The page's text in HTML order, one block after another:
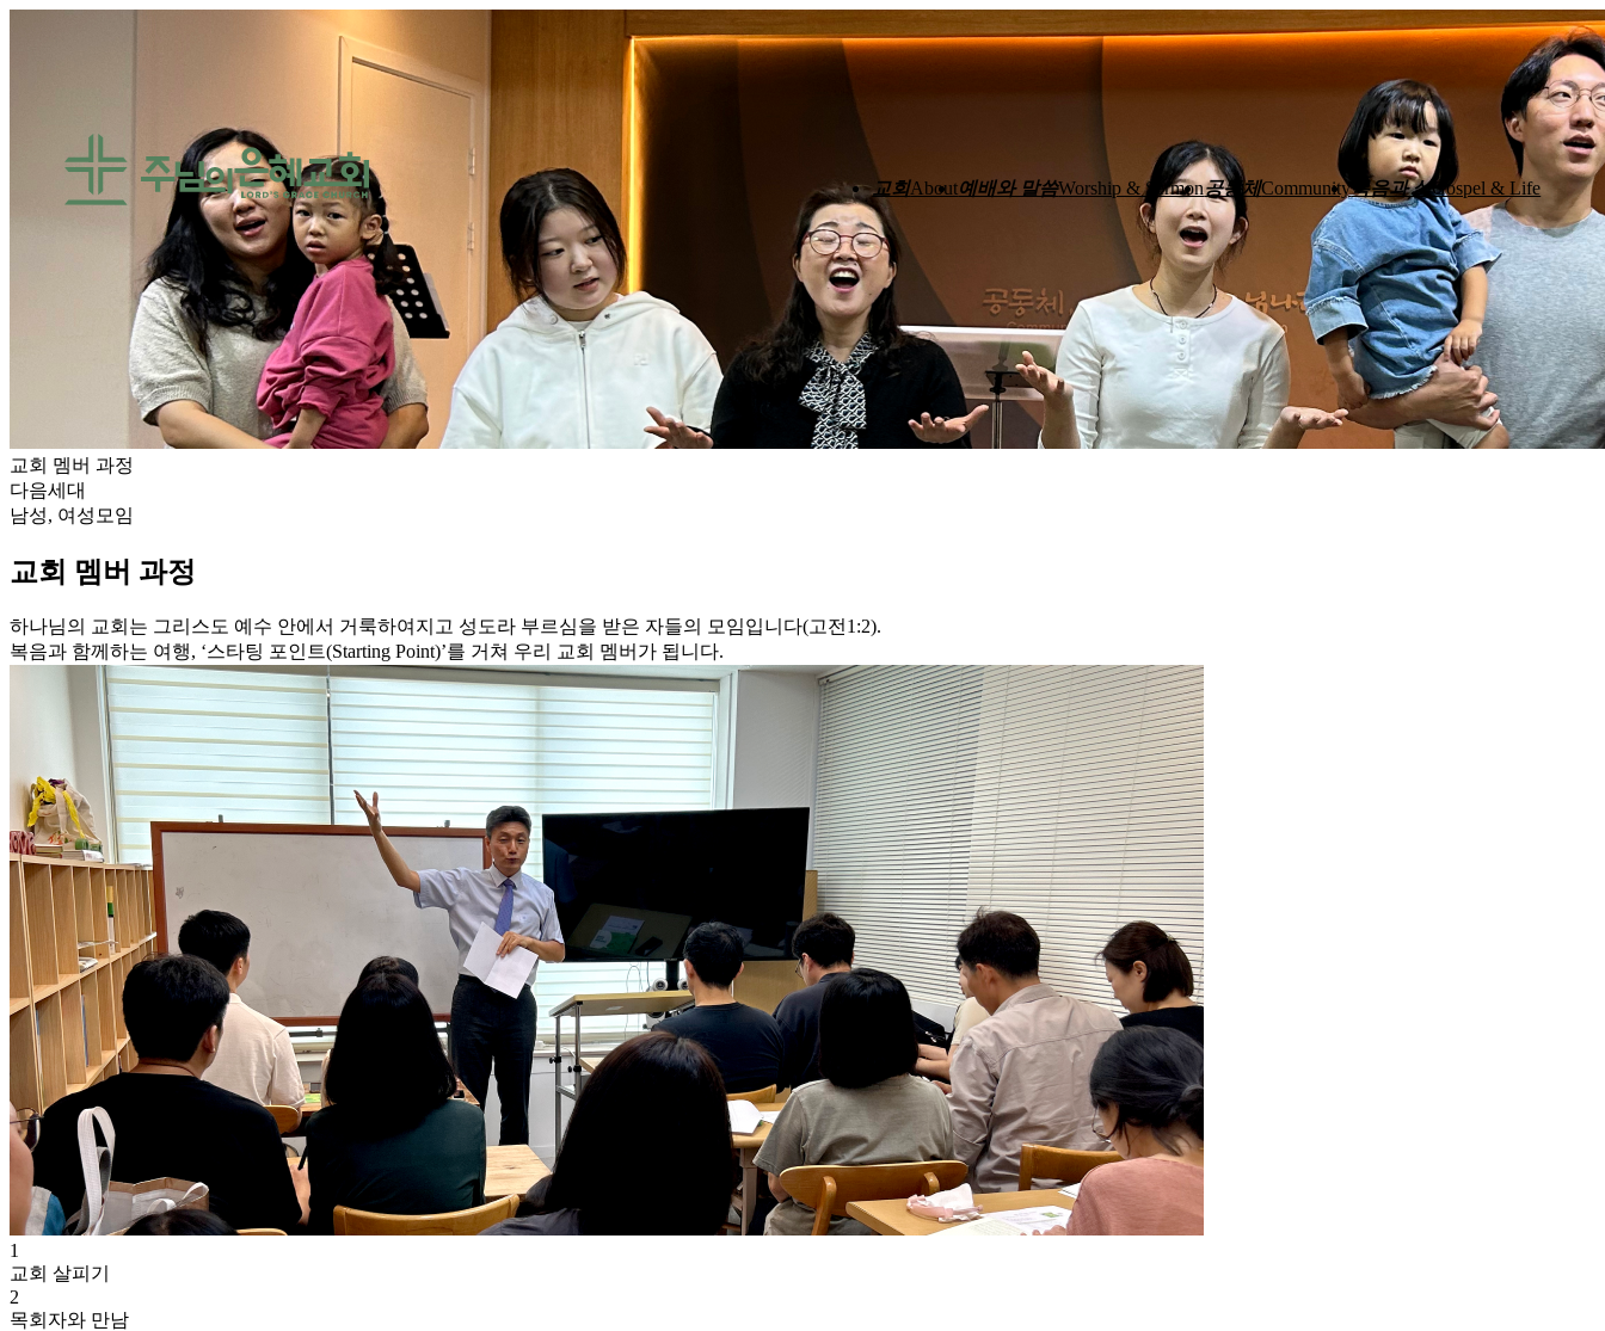
교회About예배와 말씀Worship & Sermon공동체Community복음과 삶Gospel & Life
교회 멤버 과정
다음세대
남성, 여성모임
교회 멤버 과정
하나님의 교회는 그리스도 예수 안에서 거룩하여지고 성도라 부르심을 받은 자들의 모임입니다(고전1:2).
복음과 함께하는 여행, ‘스타팅 포인트(Starting Point)’를 거쳐 우리 교회 멤버가 됩니다.
1
교회 살피기
2
목회자와 만남